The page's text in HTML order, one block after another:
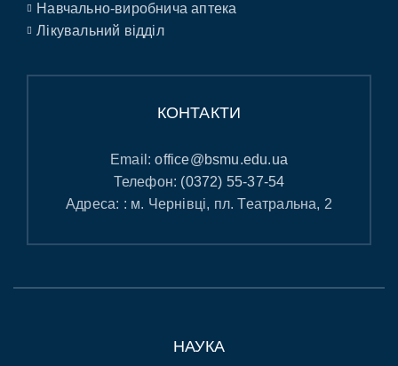
Навчально-виробнича аптека
Лікувальний відділ
КОНТАКТИ
Email:office@bsmu.edu.ua
Телефон: (0372) 55-37-54
Адреса: : м. Чернівці, пл. Театральна, 2
НАУКА